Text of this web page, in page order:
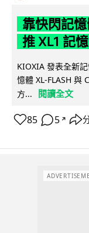
靠快閃記
推 XL1 記
KIOXIA 發表全新
憶體 XL-FLASH 與
方...
閱讀全文
85 5 ↗